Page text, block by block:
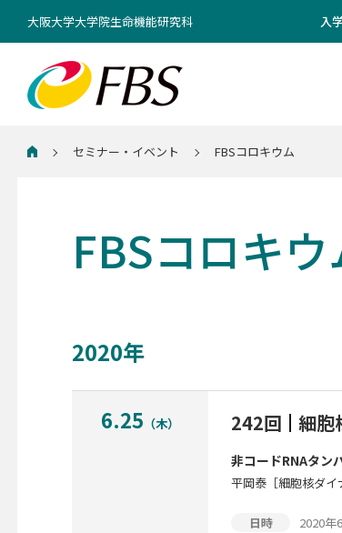
大阪大学大学院生命機能研究科 入
ホーム セミナー・イベント FBSコロキウム
FBSコロキウ
2020年
6.25 （木） 242回 細胞
非コードRNAタン
平岡泰［細胞核ダイ
日時 2020年